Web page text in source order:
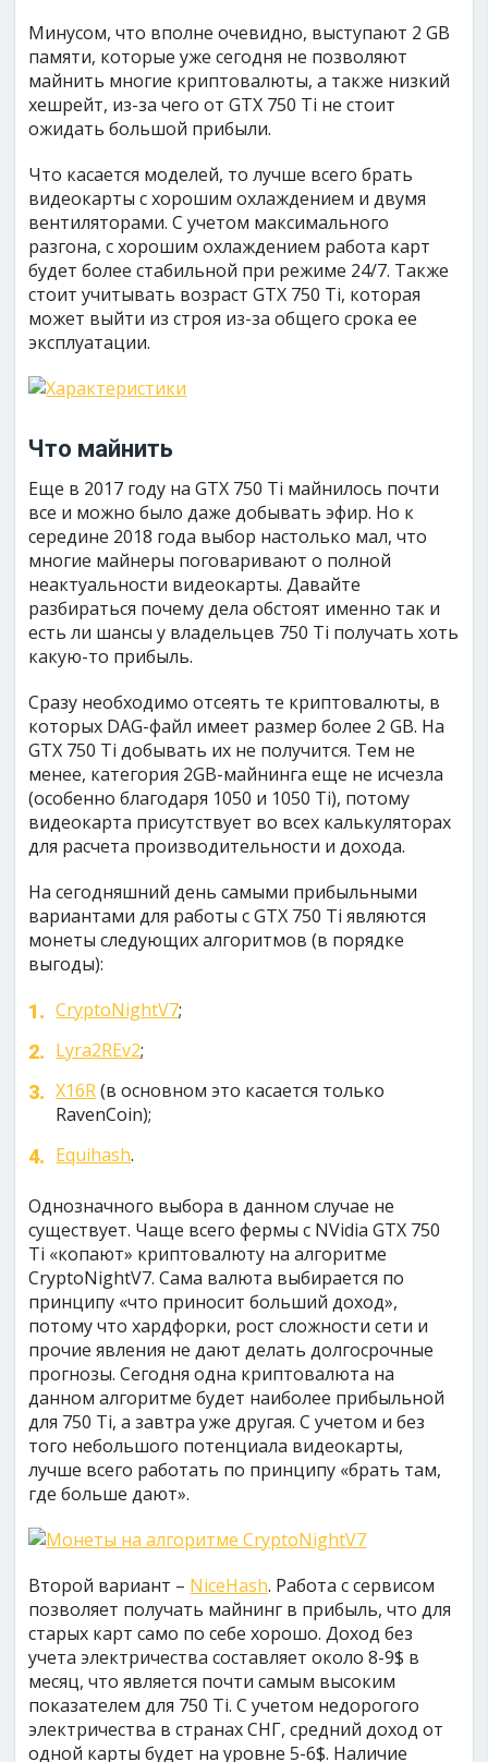
Минусом, что вполне очевидно, выступают 2 GB
памяти, которые уже сегодня не позволяют
майнить многие криптовалюты, а также низкий
хешрейт, из-за чего от GTX 750 Ti не стоит
ожидать большой прибыли.
Что касается моделей, то лучше всего брать
видеокарты с хорошим охлаждением и двумя
вентиляторами. С учетом максимального
разгона, с хорошим охлаждением работа карт
будет более стабильной при режиме 24/7. Также
стоит учитывать возраст GTX 750 Ti, которая
может выйти из строя из-за общего срока ее
эксплуатации.
Что майнить
Еще в 2017 году на GTX 750 Ti майнилось почти
все и можно было даже добывать эфир. Но к
середине 2018 года выбор настолько мал, что
многие майнеры поговаривают о полной
неактуальности видеокарты. Давайте
разбираться почему дела обстоят именно так и
есть ли шансы у владельцев 750 Ti получать хоть
какую-то прибыль.
Сразу необходимо отсеять те криптовалюты, в
которых DAG-файл имеет размер более 2 GB. На
GTX 750 Ti добывать их не получится. Тем не
менее, категория 2GB-майнинга еще не исчезла
(особенно благодаря 1050 и 1050 Ti), потому
видеокарта присутствует во всех калькуляторах
для расчета производительности и дохода.
На сегодняшний день самыми прибыльными
вариантами для работы с GTX 750 Ti являются
монеты следующих алгоритмов (в порядке
выгоды):
CryptoNightV7;
Lyra2REv2;
X16R(в основном это касается только
RavenCoin);
Equihash.
Однозначного выбора в данном случае не
существует. Чаще всего фермы с NVidia GTX 750
Ti «копают» криптовалюту на алгоритме
CryptoNightV7. Сама валюта выбирается по
принципу «что приносит больший доход»,
потому что хардфорки, рост сложности сети и
прочие явления не дают делать долгосрочные
прогнозы. Сегодня одна криптовалюта на
данном алгоритме будет наиболее прибыльной
для 750 Ti, а завтра уже другая. С учетом и без
того небольшого потенциала видеокарты,
лучше всего работать по принципу «брать там,
где больше дают».
Второй вариант – NiceHash. Работа с сервисом
позволяет получать майнинг в прибыль, что для
старых карт само по себе хорошо. Доход без
учета электричества составляет около 8-9$ в
месяц, что является почти самым высоким
показателем для 750 Ti. С учетом недорогого
электричества в странах СНГ, средний доход от
одной карты будет на уровне 5-6$. Наличие